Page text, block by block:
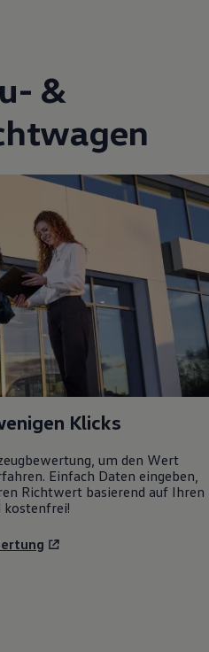
&
Klicks
um den Wert
Einfach Daten eingeben,
Richtwert basierend auf Ihren
kostenfrei!